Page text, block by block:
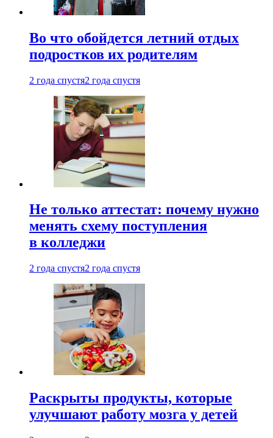
Во что обойдется летний отдых
подростков их родителям
2 года спустя2 года спустя
Не только аттестат: почему нужно
менять схему поступления
в колледжи
2 года спустя2 года спустя
Раскрыты продукты, которые
улучшают работу мозга у детей